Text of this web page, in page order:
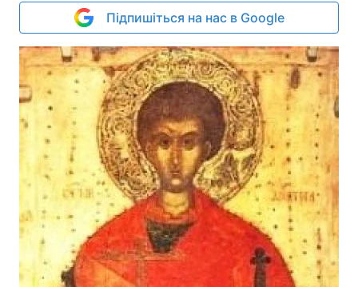
Підпишіться на нас в Google